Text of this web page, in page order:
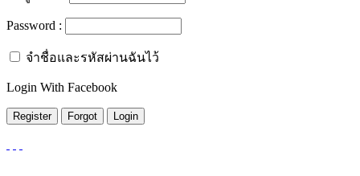
Password :
จำชื่อและรหัสผ่านฉันไว้
Login With Facebook